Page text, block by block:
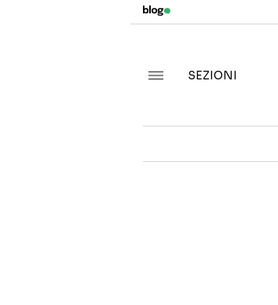
SEZIONI